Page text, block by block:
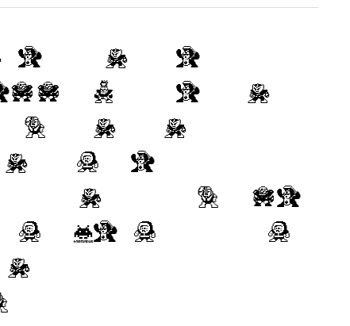
trial versions
unless a
contain a
files
usually include
of the fonts. If
your own